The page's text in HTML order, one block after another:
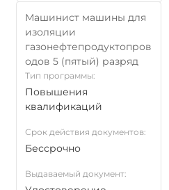
Машинист машины для
изоляции
газонефтепродуктопров
одов 5 (пятый) разряд
Тип программы:
Повышения
квалификаций
Срок действия документов:
Бессрочно
Выдаваемый документ: